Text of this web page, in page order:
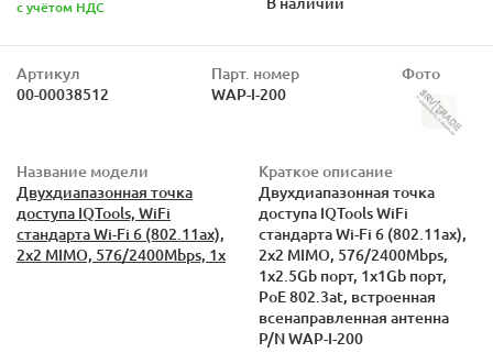
с учётом НДС
Артикул
00-00038512
Парт. номер
WAP-I-200
Фото
Название модели
Двухдиапазонная точка
доступа IQTools, WiFi
стандарта Wi-Fi 6 (802.11ax),
2x2 MIMO, 576/2400Mbps, 1х
Краткое описание
Двухдиапазонная точка
доступа IQTools WiFi
стандарта Wi-Fi 6 (802.11ax),
2x2 MIMO, 576/2400Mbps,
1х2.5Gb порт, 1x1Gb порт,
PoE 802.3at, встроенная
всенаправленная антенна
P/N WAP-I-200